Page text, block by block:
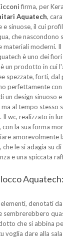
firma, per
Aquatech,
e sinuose, il cui
che nascondono
materiali moderni. Il
è uno dei
un prodotto in cui
spezzate, forti, dal
perfettamente con
un design sinuoso e
al tempo stesso
wc, realizzato in
con la sua forma
amorevolmente
le si adagia su di
e una spiccata
denotati
sembrerebbero
che si abbina
voglia dare alla